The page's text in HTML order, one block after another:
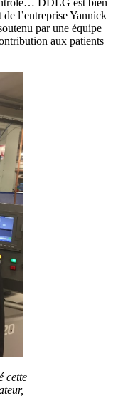
DDLG est bien
l’entreprise Yannick
par une équipe
aux patients
cette